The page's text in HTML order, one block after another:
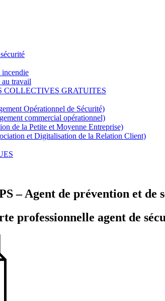
incendie
travail
COLLECTIVES GRATUITES
Opérationnel de Sécurité)
commercial opérationnel)
de la Petite et Moyenne Entreprise)
et Digitalisation de la Relation Client)
– Agent de prévention et de
professionnelle agent de